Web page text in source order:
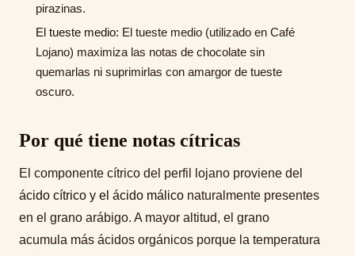
pirazinas.
El tueste medio: El tueste medio (utilizado en Café
Lojano) maximiza las notas de chocolate sin
quemarlas ni suprimirlas con amargor de tueste
oscuro.
Por qué tiene notas cítricas
El componente cítrico del perfil lojano proviene del
ácido cítrico y el ácido málico naturalmente presentes
en el grano arábigo. A mayor altitud, el grano
acumula más ácidos orgánicos porque la temperatura